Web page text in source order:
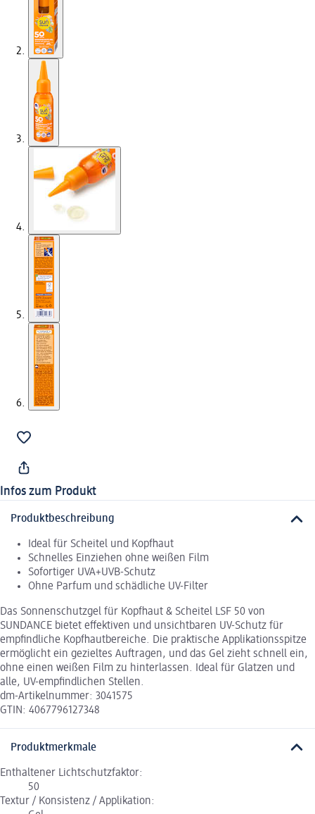
Infos zum Produkt
Produktbeschreibung
Ideal für Scheitel und Kopfhaut
Schnelles Einziehen ohne weißen Film
Sofortiger UVA+UVB-Schutz
Ohne Parfum und schädliche UV-Filter
Das Sonnenschutzgel für Kopfhaut & Scheitel LSF 50 von
SUNDANCE bietet effektiven und unsichtbaren UV-Schutz für
empfindliche Kopfhautbereiche. Die praktische Applikationsspitze
ermöglicht ein gezieltes Auftragen, und das Gel zieht schnell ein,
ohne einen weißen Film zu hinterlassen. Ideal für Glatzen und
alle, UV-empfindlichen Stellen.
dm-Artikelnummer: 3041575
GTIN: 4067796127348
Produktmerkmale
Enthaltener Lichtschutzfaktor:
50
Textur / Konsistenz / Applikation: